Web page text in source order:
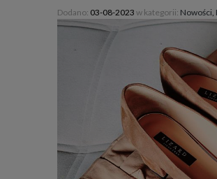
Dodano: 03-08-2023 w kategorii: Nowości